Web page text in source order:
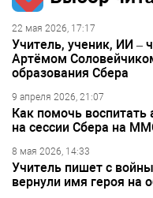
22 мая 2026, 17:17
Учитель, ученик, ИИ –
Артёмом
образования Сбера
9 апреля 2026, 21:07
Как помочь воспитать
на сессии Сбера на
8 мая 2026, 14:33
Учитель пишет с
вернули имя героя на